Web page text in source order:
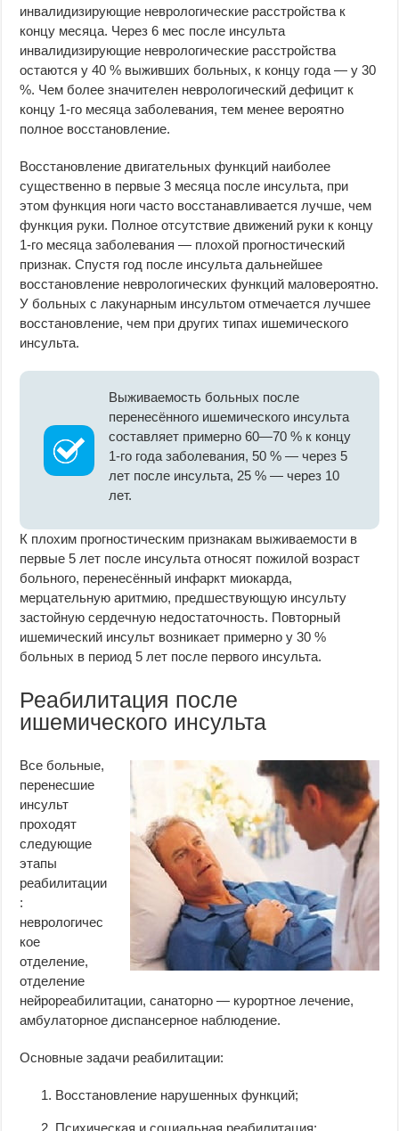
инвалидизирующие неврологические расстройства к
концу месяца. Через 6 мес после инсульта
инвалидизирующие неврологические расстройства
остаются у 40 % выживших больных, к концу года — у 30
%. Чем более значителен неврологический дефицит к
концу 1-го месяца заболевания, тем менее вероятно
полное восстановление.
Восстановление двигательных функций наиболее
существенно в первые 3 месяца после инсульта, при
этом функция ноги часто восстанавливается лучше, чем
функция руки. Полное отсутствие движений руки к концу
1-го месяца заболевания — плохой прогностический
признак. Спустя год после инсульта дальнейшее
восстановление неврологических функций маловероятно.
У больных с лакунарным инсультом отмечается лучшее
восстановление, чем при других типах ишемического
инсульта.
Выживаемость больных после
перенесённого ишемического инсульта
составляет примерно 60—70 % к концу
1-го года заболевания, 50 % — через 5
лет после инсульта, 25 % — через 10
лет.
К плохим прогностическим признакам выживаемости в
первые 5 лет после инсульта относят пожилой возраст
больного, перенесённый инфаркт миокарда,
мерцательную аритмию, предшествующую инсульту
застойную сердечную недостаточность. Повторный
ишемический инсульт возникает примерно у 30 %
больных в период 5 лет после первого инсульта.
Реабилитация после
ишемического инсульта
Все больные,
перенесшие
инсульт
проходят
следующие
этапы
реабилитации
:
неврологичес
кое
отделение,
отделение
нейрореабилитации, санаторно — курортное лечение,
амбулаторное диспансерное наблюдение.
Основные задачи реабилитации:
Восстановление нарушенных функций;
Психическая и социальная реабилитация;